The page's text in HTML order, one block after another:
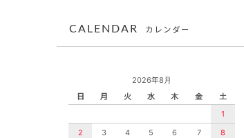
CALENDAR カレンダー
2026年8月
日
月 火 水 木 金
土
1
2
3 4 5 6 7
8